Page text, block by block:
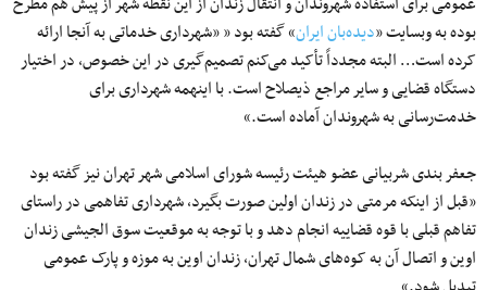
بوده به وبسایت «دیده‌بان ایران» گفته بود « «شهرداری خدماتی به آنجا ارائه
کرده است… البته مجدداً تأکید می‌کنم تصمیم‌گیری در این خصوص، در اختیار
دستگاه قضایی و سایر مراجع ذیصلاح است. با اینهمه شهرداری برای
خدمت‌رسانی به شهروندان آماده است.»
جعفر بندی شربیانی عضو هیئت رئیسه شورای اسلامی شهر تهران نیز گفته بود
«قبل از اینکه مرمتی در زندان اولین صورت بگیرد، شهرداری تفاهمی در راستای
تفاهم قبلی با قوه قضاییه انجام دهد و با توجه به موقعیت سوق الجیشی زندان
اوین و اتصال آن به کوه‌های شمال تهران، زندان اوین به موزه و پارک عمومی